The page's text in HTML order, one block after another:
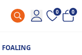
0 0
FOALING